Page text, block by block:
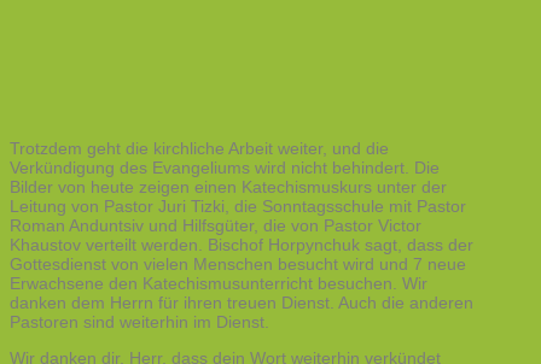
Trotzdem geht die kirchliche Arbeit weiter, und die
Verkündigung des Evangeliums wird nicht behindert. Die
Bilder von heute zeigen einen Katechismuskurs unter der
Leitung von Pastor Juri Tizki, die Sonntagsschule mit Pastor
Roman Anduntsiv und Hilfsgüter, die von Pastor Victor
Khaustov verteilt werden. Bischof Horpynchuk sagt, dass der
Gottesdienst von vielen Menschen besucht wird und 7 neue
Erwachsene den Katechismusunterricht besuchen. Wir
danken dem Herrn für ihren treuen Dienst. Auch die anderen
Pastoren sind weiterhin im Dienst.
Wir danken dir, Herr, dass dein Wort weiterhin verkündet